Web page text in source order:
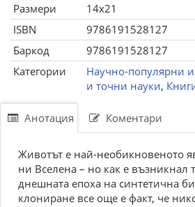
Размери
14x21
ISBN
9786191528127
Баркод
9786191528127
Категории
Научно-популярни
и точни науки,
Анотация Коментари
Животът е най-необикновеното
ни Вселена – но как е възникнал
днешната епоха на синтетична
клониране все още е факт, че